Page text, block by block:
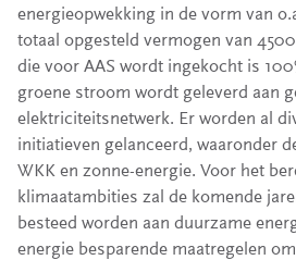
energieopwekking in de vorm van
totaal opgesteld vermogen van
die voor AAS wordt ingekocht is
groene stroom wordt geleverd aan
elektriciteitsnetwerk. Er worden al
initiatieven gelanceerd, waaronder
WKK en zonne-energie. Voor het
klimaatambities zal de komende
besteed worden aan duurzame
energie besparende maatregelen